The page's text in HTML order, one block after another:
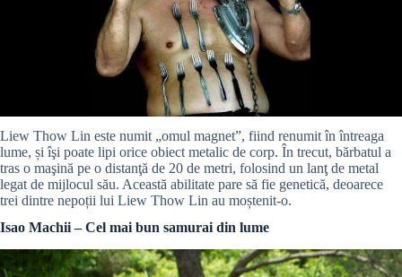
Liew Thow Lin este numit „omul magnet”, fiind renumit în întreaga
lume, și îşi poate lipi orice obiect metalic de corp. În trecut, bărbatul a
tras o maşină pe o distanţă de 20 de metri, folosind un lanţ de metal
legat de mijlocul său. Această abilitate pare să fie genetică, deoarece
trei dintre nepoții lui Liew Thow Lin au moștenit-o.
Isao Machii – Cel mai bun samurai din lume